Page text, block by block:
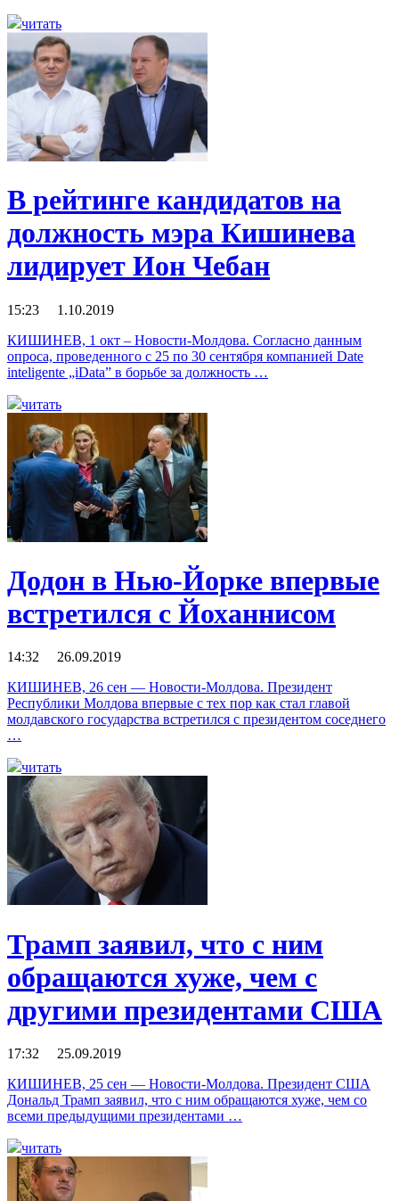
читать
В рейтинге кандидатов на
должность мэра Кишинева
лидирует Ион Чебан
15:23 1.10.2019
КИШИНЕВ, 1 окт – Новости-Молдова. Согласно данным
опроса, проведенного с 25 по 30 сентября компанией Date
inteligente „iData” в борьбе за должность …
читать
Додон в Нью-Йорке впервые
встретился с Йоханнисом
14:32 26.09.2019
КИШИНЕВ, 26 сен — Новости-Молдова. Президент
Республики Молдова впервые с тех пор как стал главой
молдавского государства встретился с президентом соседнего
…
читать
Трамп заявил, что с ним
обращаются хуже, чем с
другими президентами США
17:32 25.09.2019
КИШИНЕВ, 25 сен — Новости-Молдова. Президент США
Дональд Трамп заявил, что с ним обращаются хуже, чем со
всеми предыдущими президентами …
читать